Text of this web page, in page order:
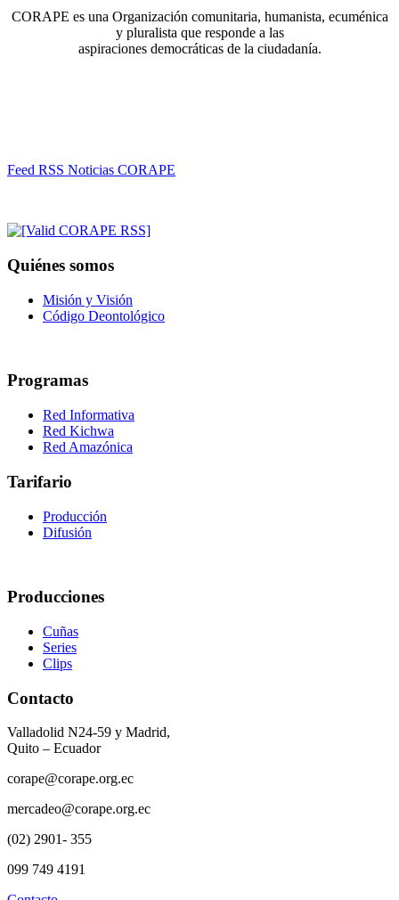
CORAPE es una Organización comunitaria, humanista, ecuménica
y pluralista que responde a las
aspiraciones democráticas de la ciudadanía.
Feed RSS Noticias CORAPE
Quiénes somos
Misión y Visión
Código Deontológico
Programas
Red Informativa
Red Kichwa
Red Amazónica
Tarifario
Producción
Difusión
Producciones
Cuñas
Series
Clips
Contacto
Valladolid N24-59 y Madrid,
Quito – Ecuador
corape@corape.org.ec
mercadeo@corape.org.ec
(02) 2901- 355
099 749 4191